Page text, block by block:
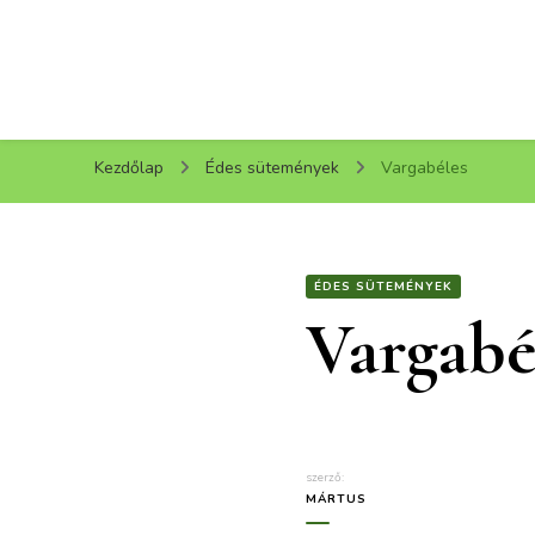
Kezdőlap Édes sütemények Vargabéles
ÉDES SÜTEMÉNYEK
szerző:
MÁRTUS